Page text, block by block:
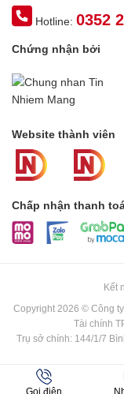
Hotline:0352
Chứng nhận bởi
Website thành viên
Chấp nhận thanh
Kết
Copyright 2026 © Công
Tài chính
Trụ sở chính: 144/1/7
Điện thoại: 0352 276
Gọi điện